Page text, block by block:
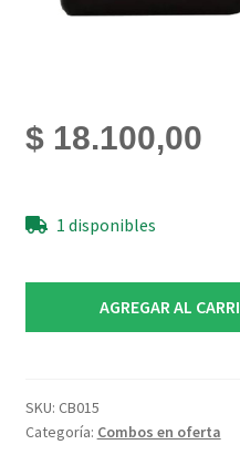
$18.100,00
1 disponibles
Top
Deeper
AGREGAR AL
SKU: CB015
Categoría: Combos en oferta